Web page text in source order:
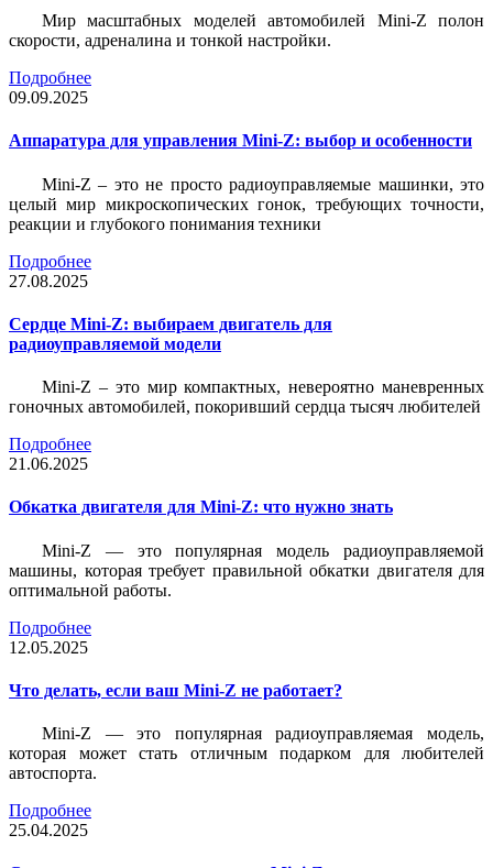
Мир масштабных моделей автомобилей Mini-Z полон
скорости, адреналина и тонкой настройки.
Подробнее
09.09.2025
Аппаратура для управления Mini-Z: выбор и особенности
Mini-Z – это не просто радиоуправляемые машинки, это
целый мир микроскопических гонок, требующих точности,
реакции и глубокого понимания техники
Подробнее
27.08.2025
Сердце Mini-Z: выбираем двигатель для
радиоуправляемой модели
Mini-Z – это мир компактных, невероятно маневренных
гоночных автомобилей, покоривший сердца тысяч любителей
Подробнее
21.06.2025
Обкатка двигателя для Mini-Z: что нужно знать
Mini-Z — это популярная модель радиоуправляемой
машины, которая требует правильной обкатки двигателя для
оптимальной работы.
Подробнее
12.05.2025
Что делать, если ваш Mini-Z не работает?
Mini-Z — это популярная радиоуправляемая модель,
которая может стать отличным подарком для любителей
автоспорта.
Подробнее
25.04.2025